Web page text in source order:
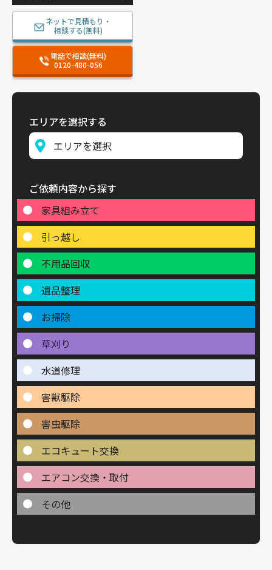
ネットで見積もり・
相談する(無料)
電話で相談(無料)
0120-480-056
エリアを選択する
ご依頼内容から探す
家具組み立て
引っ越し
不用品回収
遺品整理
お掃除
草刈り
水道修理
害獣駆除
害虫駆除
エコキュート交換
エアコン交換・取付
その他